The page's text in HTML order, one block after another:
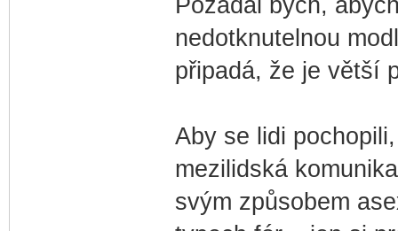
nedotknutelnou
připadá, že je větší
Aby se lidi
mezilidská
svým způsobem